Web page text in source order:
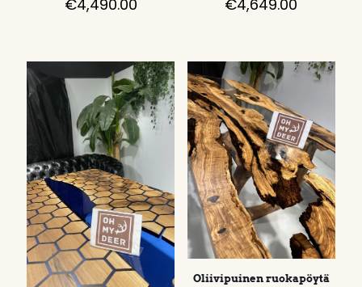
€4,490.00 €4,649.00
Oliivipuinen ruokapöytä